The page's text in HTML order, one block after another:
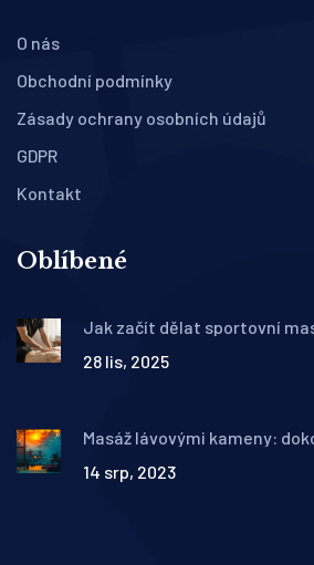
O nás
Obchodní podmínky
Zásady ochrany osobních údajů
GDPR
Kontakt
Oblíbené
Jak začít dělat sportovní
28 lis, 2025
Masáž lávovými kameny:
14 srp, 2023